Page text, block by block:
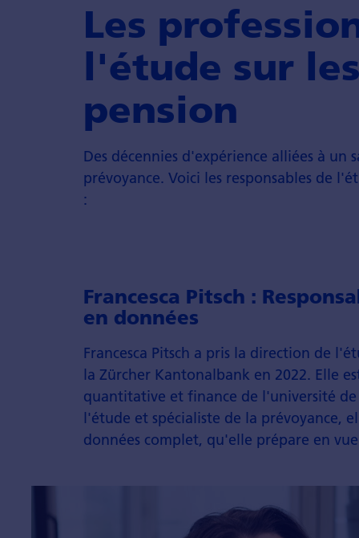
Les
l'étude sur
pension
Des décennies d'expérience alliées à
prévoyance. Voici les responsables de
:
Francesca Pitsch :
en données
Francesca Pitsch a pris la direction de
la Zürcher Kantonalbank en 2022. Elle
quantitative et finance de l'université
l'étude et spécialiste de la prévoyance,
données complet, qu'elle prépare en